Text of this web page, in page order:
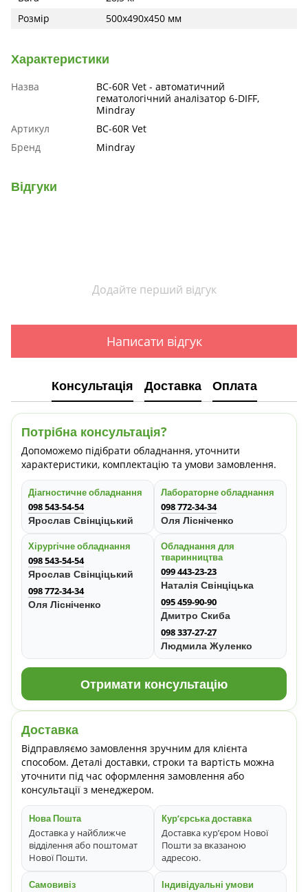
Розмір
500х490х450 мм
Характеристики
Назва
ВC-60R Vet - автоматичний
гематологічний аналізатор 6-DIFF,
Mindray
Артикул
ВC-60R Vet
Бренд
Mindray
Відгуки
Додайте перший відгук
Написати відгук
Консультація Доставка Оплата
Потрібна консультація?
Допоможемо підібрати обладнання, уточнити
характеристики, комплектацію та умови замовлення.
Діагностичне обладнання
098 543-54-54
Ярослав Свінціцький
Лабораторне обладнання
098 772-34-34
Оля Лісніченко
Хірургічне обладнання
098 543-54-54
Ярослав Свінціцький
098 772-34-34
Оля Лісніченко
Обладнання для
тваринництва
099 443-23-23
Наталія Свінціцька
095 459-90-90
Дмитро Скиба
098 337-27-27
Людмила Жуленко
Отримати консультацію
Доставка
Відправляємо замовлення зручним для клієнта
способом. Деталі доставки, строки та вартість можна
уточнити під час оформлення замовлення або
консультації з менеджером.
Нова Пошта
Доставка у найближче
відділення або поштомат
Нової Пошти.
Кур’єрська доставка
Доставка кур’єром Нової
Пошти за вказаною
адресою.
Самовивіз
Індивідуальні умови